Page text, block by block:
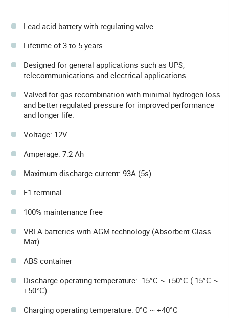
Lead-acid battery with regulating valve
Lifetime of 3 to 5 years
Designed for general applications such as UPS,
telecommunications and electrical applications.
Valved for gas recombination with minimal hydrogen loss
and better regulated pressure for improved performance
and longer life.
Voltage: 12V
Amperage: 7.2 Ah
Maximum discharge current: 93A (5s)
F1 terminal
100% maintenance free
VRLA batteries with AGM technology (Absorbent Glass
Mat)
ABS container
Discharge operating temperature: -15°C ~ +50°C (-15°C ~
+50°C)
Charging operating temperature: 0°C ~ +40°C